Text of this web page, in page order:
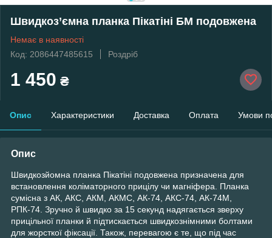
Швидкоз’ємна планка Пікатіні БМ подовжена
Немає в наявності
Код: 2086447485615
Роздріб
1 450 ₴
Опис Характеристики Доставка Оплата Умови
Опис
Швидкозйомна планка Пікатіні подовжена призначена для
встановлення колiматорного прицілу чи магніфера. Планка
сумісна з АК, АКС, АКМ, АКМС, АК-74, АКС-74, АК-74M,
РПК-74. Зручно й швидко за 15 секунд надягається зверху
прицільної планки й підтискається швидкознімними болтами
для жорсткої фіксації. Також, перевагою є те, що під час